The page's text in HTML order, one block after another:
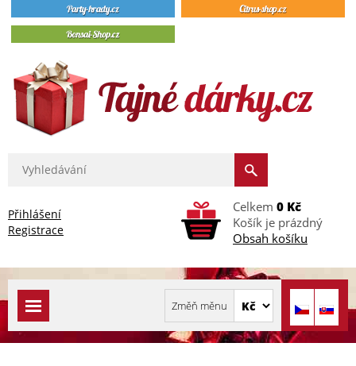
Přihlášení
Registrace
Celkem 0 Kč
Košík je prázdný
Obsah košíku